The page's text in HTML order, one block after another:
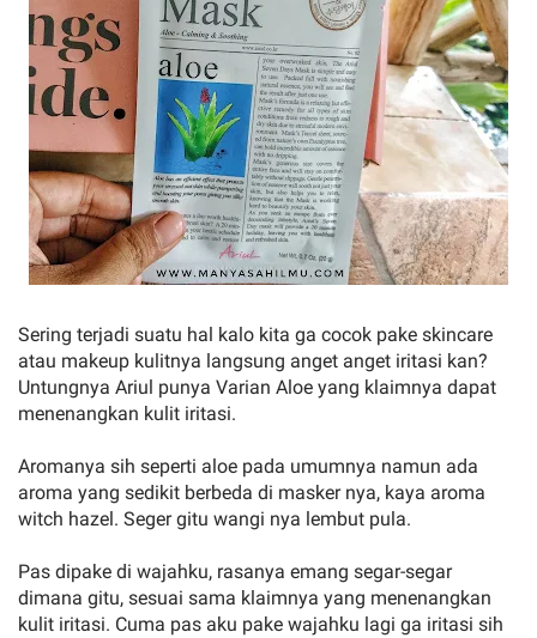
Sering terjadi suatu hal kalo kita ga cocok pake skincare
atau makeup kulitnya langsung anget anget iritasi kan?
Untungnya Ariul punya Varian Aloe yang klaimnya dapat
menenangkan kulit iritasi.
Aromanya sih seperti aloe pada umumnya namun ada
aroma yang sedikit berbeda di masker nya, kaya aroma
witch hazel. Seger gitu wangi nya lembut pula.
Pas dipake di wajahku, rasanya emang segar-segar
dimana gitu, sesuai sama klaimnya yang menenangkan
kulit iritasi. Cuma pas aku pake wajahku lagi ga iritasi sih